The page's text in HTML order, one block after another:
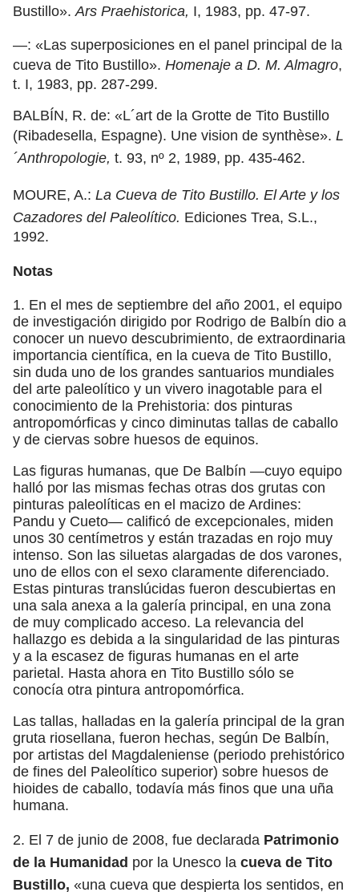
Bustillo». Ars Praehistorica, I, 1983, pp. 47-97.
—: «Las superposiciones en el panel principal de la
cueva de Tito Bustillo». Homenaje a D. M. Almagro,
t. I, 1983, pp. 287-299.
BALBÍN, R. de: «L´art de la Grotte de Tito Bustillo
(Ribadesella, Espagne). Une vision de synthèse». L
´Anthropologie, t. 93, nº 2, 1989, pp. 435-462.
MOURE, A.: La Cueva de Tito Bustillo. El Arte y los
Cazadores del Paleolítico. Ediciones Trea, S.L.,
1992.
Notas
1. En el mes de septiembre del año 2001, el equipo
de investigación dirigido por Rodrigo de Balbín dio a
conocer un nuevo descubrimiento, de extraordinaria
importancia científica, en la cueva de Tito Bustillo,
sin duda uno de los grandes santuarios mundiales
del arte paleolítico y un vivero inagotable para el
conocimiento de la Prehistoria: dos pinturas
antropomórficas y cinco diminutas tallas de caballo
y de ciervas sobre huesos de equinos.
Las figuras humanas, que De Balbín —cuyo equipo
halló por las mismas fechas otras dos grutas con
pinturas paleolíticas en el macizo de Ardines:
Pandu y Cueto— calificó de excepcionales, miden
unos 30 centímetros y están trazadas en rojo muy
intenso. Son las siluetas alargadas de dos varones,
uno de ellos con el sexo claramente diferenciado.
Estas pinturas translúcidas fueron descubiertas en
una sala anexa a la galería principal, en una zona
de muy complicado acceso. La relevancia del
hallazgo es debida a la singularidad de las pinturas
y a la escasez de figuras humanas en el arte
parietal. Hasta ahora en Tito Bustillo sólo se
conocía otra pintura antropomórfica.
Las tallas, halladas en la galería principal de la gran
gruta riosellana, fueron hechas, según De Balbín,
por artistas del Magdaleniense (periodo prehistórico
de fines del Paleolítico superior) sobre huesos de
hioides de caballo, todavía más finos que una uña
humana.
2. El 7 de junio de 2008, fue declarada Patrimonio
de la Humanidad por la Unesco la cueva de Tito
Bustillo, «una cueva que despierta los sentidos, en